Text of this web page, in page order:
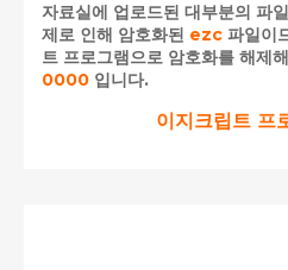
자료실에 업로드된 대부분의 파
제로 인해 암호화된 ezc 파일이
트 프로그램으로 암호화를 해제
0000 입니다.
이지크립트 프